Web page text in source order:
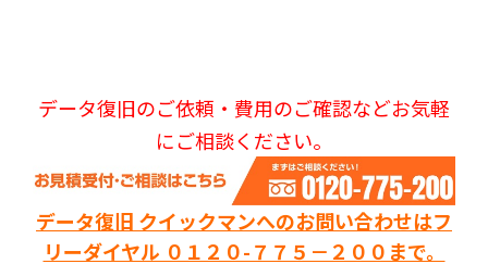
データ復旧のご依頼・費用のご確認などお気軽
にご相談ください。
データ復旧 クイックマンへのお問い合わせはフ
リーダイヤル ０１２０-７７５－２００まで。